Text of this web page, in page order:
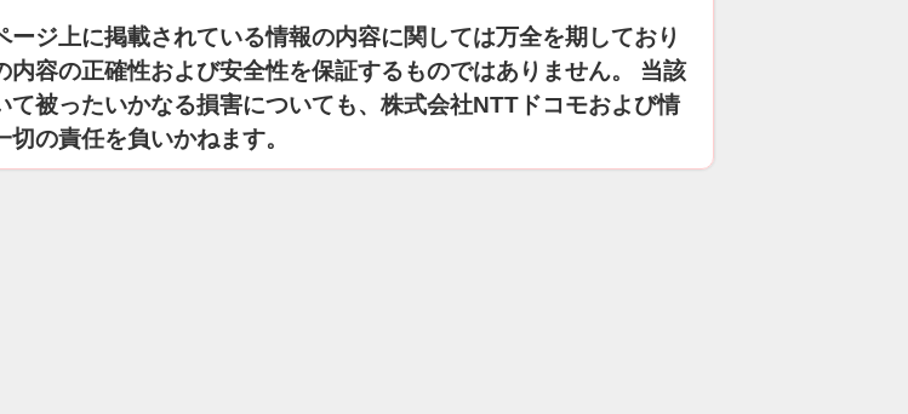
ージ上に掲載されている情報の内容に関しては万全を期しており
内容の正確性および安全性を保証するものではありません。 当該
て被ったいかなる損害についても、株式会社NTTドコモおよび情
切の責任を負いかねます。